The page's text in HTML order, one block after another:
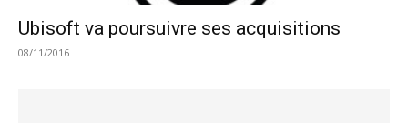
Ubisoft va poursuivre ses acquisitions
08/11/2016